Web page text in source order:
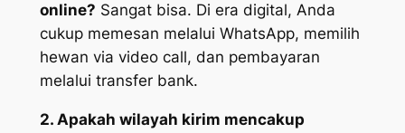
online? Sangat bisa. Di era digital, Anda
cukup memesan melalui WhatsApp, memilih
hewan via video call, dan pembayaran
melalui transfer bank.
2. Apakah wilayah kirim mencakup